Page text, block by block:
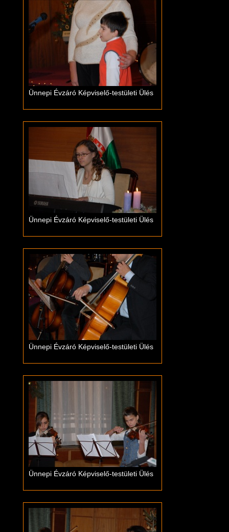
Ünnepi Évzáró Képviselő-testületi Ülés
Ünnepi Évzáró Képviselő-testületi Ülés
Ünnepi Évzáró Képviselő-testületi Ülés
Ünnepi Évzáró Képviselő-testületi Ülés